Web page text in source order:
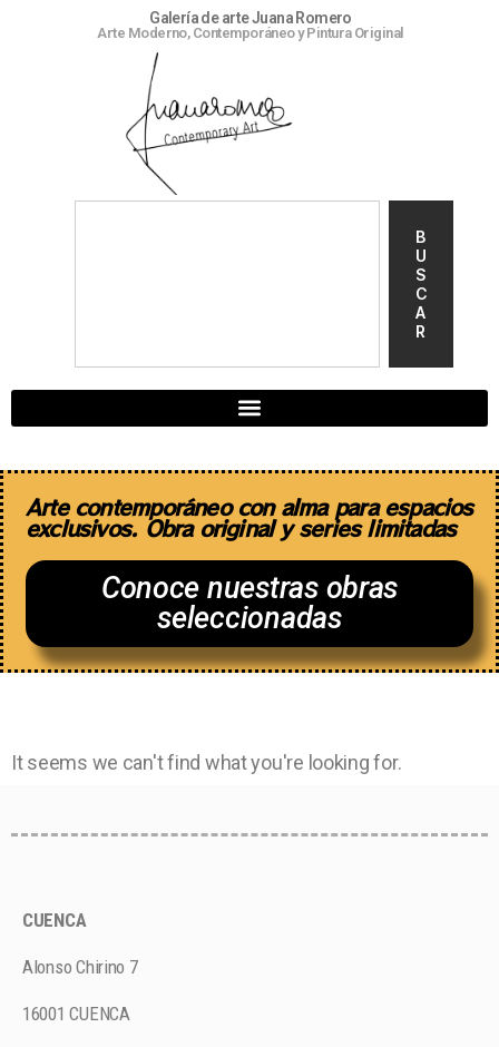
Galería de arte Juana Romero
Arte Moderno, Contemporáneo y Pintura Original
B
U
S
C
A
R
Arte contemporáneo con alma para espacios
exclusivos. Obra original y series limitadas
Conoce nuestras obras
seleccionadas
It seems we can't find what you're looking for.
CUENCA
Alonso Chirino 7
16001 CUENCA